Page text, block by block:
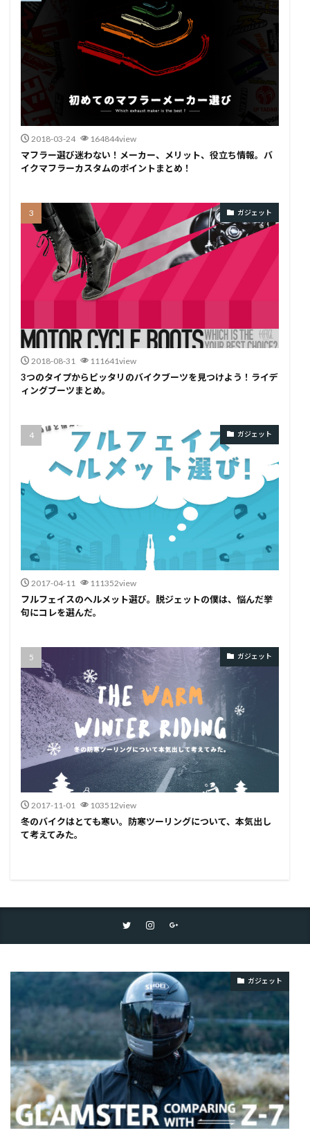
2018-03-24 164844view
マフラー選び迷わない！メーカー、メリット、役立ち情報。バ
イクマフラーカスタムのポイントまとめ！
ガジェット
2018-08-31 111641view
3つのタイプからピッタリのバイクブーツを見つけよう！ライデ
ィングブーツまとめ。
ガジェット
2017-04-11 111352view
フルフェイスのヘルメット選び。脱ジェットの僕は、悩んだ挙
句にコレを選んだ。
ガジェット
2017-11-01 103512view
冬のバイクはとても寒い。防寒ツーリングについて、本気出し
て考えてみた。
ガジェット